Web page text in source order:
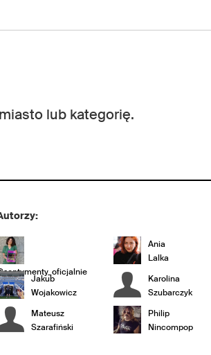
lub kategorię.
Ania
Lalka
Jakub
Wojakowicz
Karolina
Szubarczyk
Mateusz
Szarafiński
Philip
Nincompop